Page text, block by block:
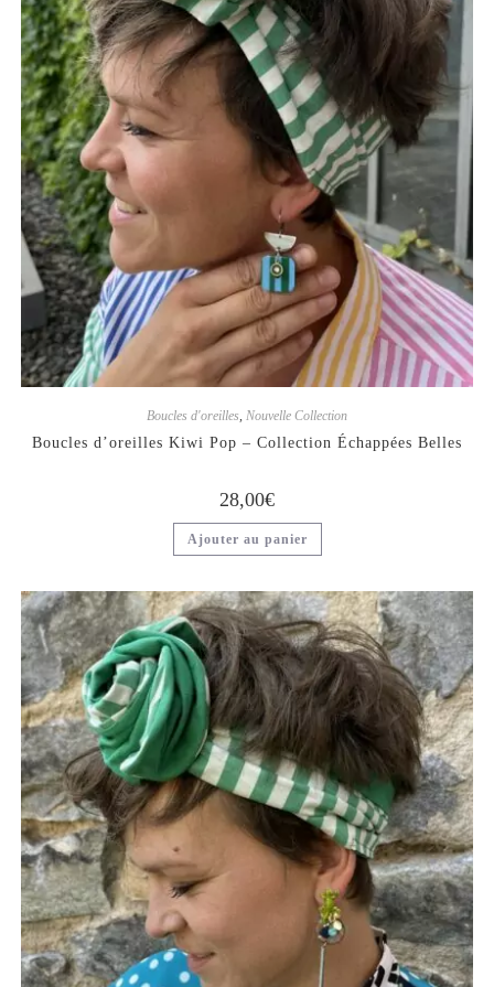
Boucles d'oreilles, Nouvelle Collection
Boucles d’oreilles Kiwi Pop – Collection Échappées Belles
28,00€
Ajouter au panier